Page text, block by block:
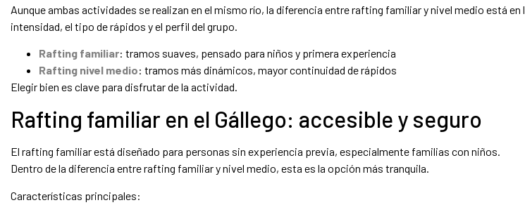
Aunque ambas actividades se realizan en el mismo río, la diferencia entre rafting familiar y nivel medio está en
intensidad, el tipo de rápidos y el perfil del grupo.
Rafting familiar: tramos suaves, pensado para niños y primera experiencia
Rafting nivel medio: tramos más dinámicos, mayor continuidad de rápidos
Elegir bien es clave para disfrutar de la actividad.
Rafting familiar en el Gállego: accesible y seguro
El rafting familiar está diseñado para personas sin experiencia previa, especialmente familias con niños.
Dentro de la diferencia entre rafting familiar y nivel medio, esta es la opción más tranquila.
Características principales: